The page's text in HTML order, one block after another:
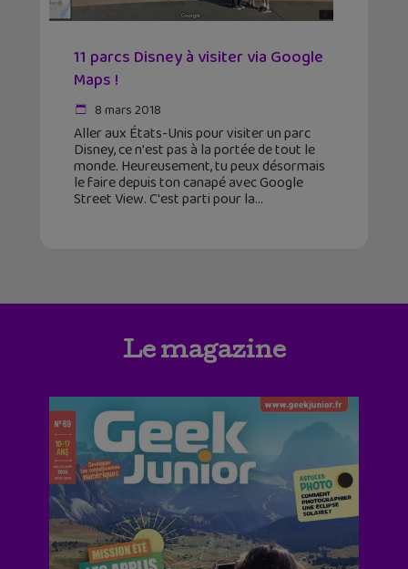
11 parcs Disney à visiter via Google
Maps !
8 mars 2018
Aller aux États-Unis pour visiter un parc
Disney, ce n'est pas à la portée de tout le
monde. Heureusement, tu peux désormais
le faire depuis ton canapé avec Google
Street View. C'est parti pour la
Le magazine